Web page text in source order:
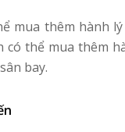
mua thêm hành
có thể mua thêm
bay.